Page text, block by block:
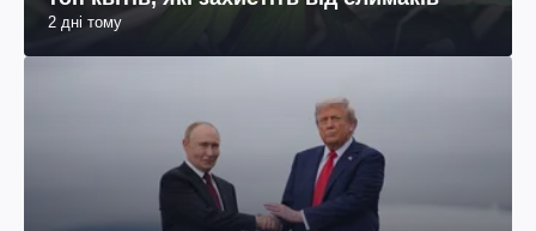
2 дні тому